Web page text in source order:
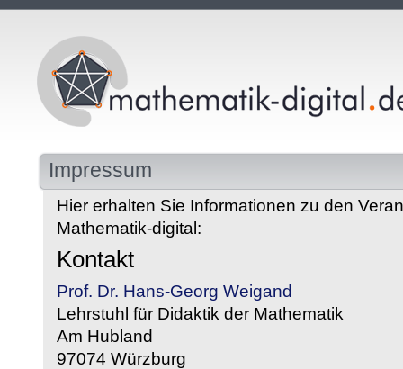
Impressum
Hier erhalten Sie Informationen zu den
Mathematik-digital:
Kontakt
Prof. Dr. Hans-Georg Weigand
Lehrstuhl für Didaktik der Mathematik
Am Hubland
97074 Würzburg